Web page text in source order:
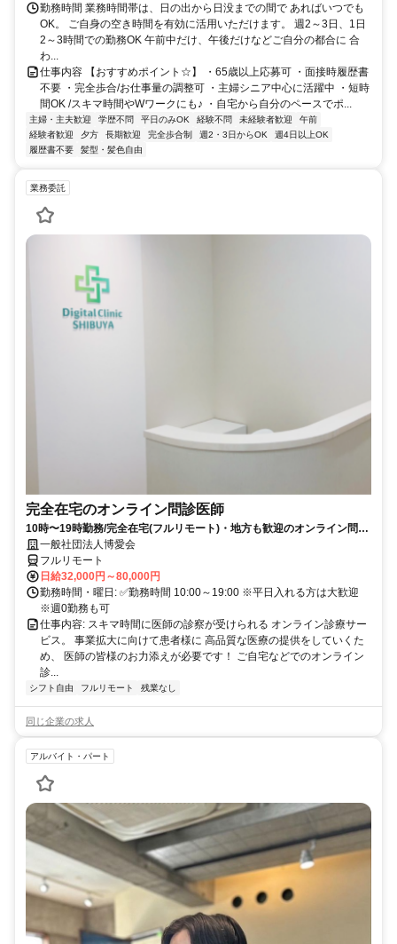
勤務時間 業務時間帯は、日の出から日没までの間で あればいつでも
OK。 ご自身の空き時間を有効に活用いただけます。 週2～3日、1日
2～3時間での勤務OK 午前中だけ、午後だけなどご自分の都合に 合
わ...
仕事内容 【おすすめポイント☆】 ・65歳以上応募可 ・面接時履歴書
不要 ・完全歩合/お仕事量の調整可 ・主婦シニア中心に活躍中 ・短時
間OK /スキマ時間やWワークにも♪ ・自宅から自分のペースでポ...
主婦・主夫歓迎 学歴不問 平日のみOK 経験不問 未経験者歓迎
午前
経験者歓迎
夕方 長期歓迎 完全歩合制 週2・3日からOK
週4日以上OK
履歴書不要
髪型・髪色自由
業務委託
完全在宅のオンライン問診医師
10時〜19時勤務/完全在宅(フルリモート)・地方も歓迎のオンライン問診
業務一般社団法人博愛会
フルリモート
日給32,000円～80,000円
勤務時間・曜日: ✅勤務時間 10:00～19:00 ※平日入れる方は大歓迎
※週0勤務も可
仕事内容: スキマ時間に医師の診察が受けられる オンライン診療サー
ビス。 事業拡大に向けて患者様に 高品質な医療の提供をしていくた
め、 医師の皆様のお力添えが必要です！ ご自宅などでのオンライン
診...
シフト自由 フルリモート 残業なし
同じ企業の求人
アルバイト・パート